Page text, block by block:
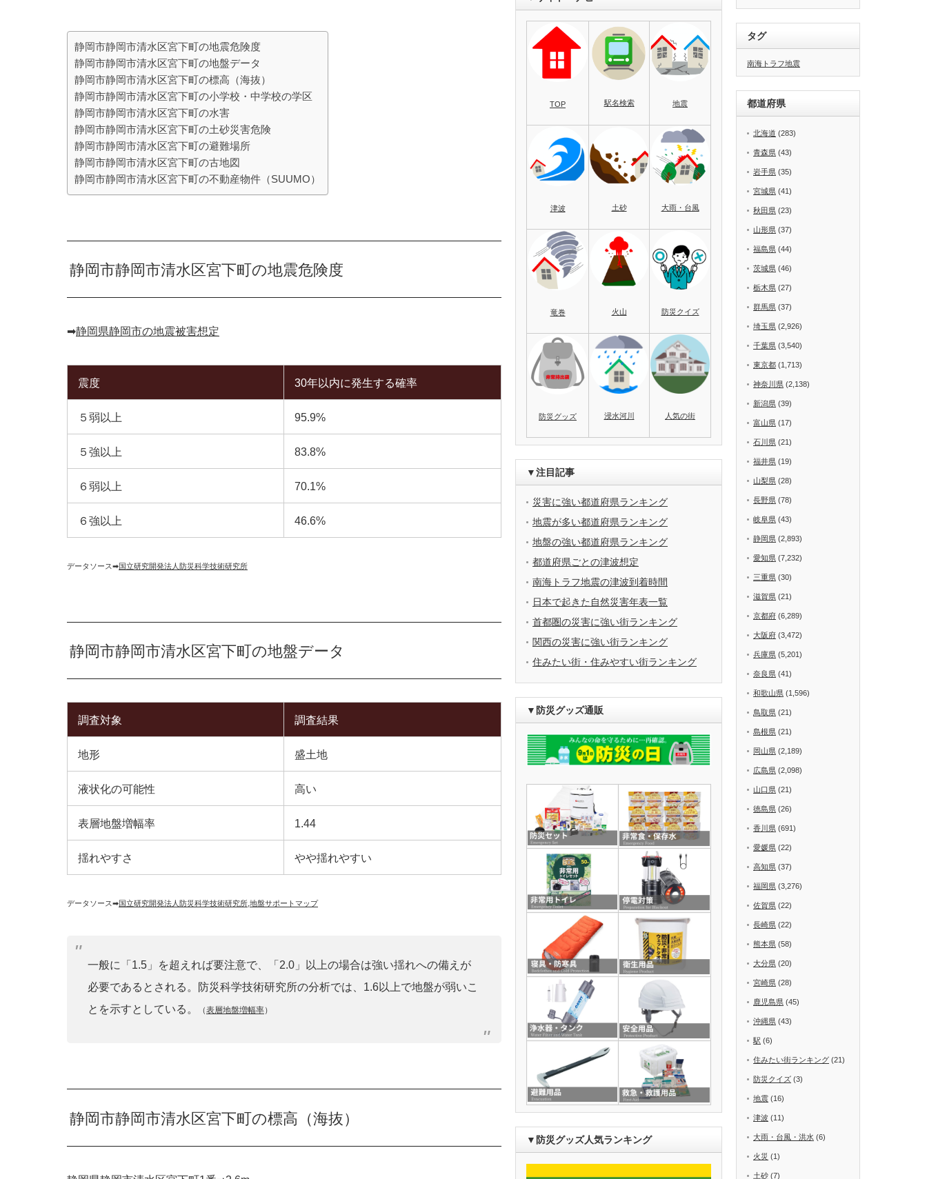
静岡市静岡市清水区宮下町の地震危険度
静岡市静岡市清水区宮下町の地盤データ
静岡市静岡市清水区宮下町の標高（海抜）
静岡市静岡市清水区宮下町の小学校・中学校の学区
静岡市静岡市清水区宮下町の水害
静岡市静岡市清水区宮下町の土砂災害危険
静岡市静岡市清水区宮下町の避難場所
静岡市静岡市清水区宮下町の古地図
静岡市静岡市清水区宮下町の不動産物件（SUUMO）
静岡市静岡市清水区宮下町の地震危険度
➡︎静岡県静岡市の地震被害想定
震度 30年以内に発生する確率
５弱以上 95.9%
５強以上 83.8%
６弱以上 70.1%
６強以上 46.6%
データソース➡︎国立研究開発法人防災科学技術研究所
静岡市静岡市清水区宮下町の地盤データ
調査対象 調査結果
地形 盛土地
液状化の可能性 高い
表層地盤増幅率 1.44
揺れやすさ やや揺れやすい
データソース➡︎国立研究開発法人防災科学技術研究所 地盤サポートマップ
一般に「1.5」を超えれば要注意で、「2.0」以上の場合は強い揺れへの備えが
必要であるとされる。防災科学技術研究所の分析では、1.6以上で地盤が弱いこ
とを示すとしている。
（表層地盤増幅率）
静岡市静岡市清水区宮下町の標高（海抜）
TOP 駅名検索 地震
津波 土砂 大雨・台風
竜巻 火山 防災クイズ
防災グッズ 浸水河川 人気の街
▼注目記事
災害に強い都道府県ランキング
地震が多い都道府県ランキング
地盤の強い都道府県ランキング
都道府県ごとの津波想定
南海トラフ地震の津波到着時間
日本で起きた自然災害年表一覧
首都圏の災害に強い街ランキング
関西の災害に強い街ランキング
住みたい街・住みやすい街ランキング
▼防災グッズ通販
▼防災グッズ人気ランキング
タグ
南海トラフ地震
都道府県
北海道 (283)
青森県 (43)
岩手県 (35)
宮城県 (41)
秋田県 (23)
山形県 (37)
福島県 (44)
茨城県 (46)
栃木県 (27)
群馬県 (37)
埼玉県 (2,926)
千葉県 (3,540)
東京都 (1,713)
神奈川県 (2,138)
新潟県 (39)
富山県 (17)
石川県 (21)
福井県 (19)
山梨県 (28)
長野県 (78)
岐阜県 (43)
静岡県 (2,893)
愛知県 (7,232)
三重県 (30)
滋賀県 (21)
京都府 (6,289)
大阪府 (3,472)
兵庫県 (5,201)
奈良県 (41)
和歌山県 (1,596)
鳥取県 (21)
島根県 (21)
岡山県 (2,189)
広島県 (2,098)
山口県 (21)
徳島県 (26)
香川県 (691)
愛媛県 (22)
高知県 (37)
福岡県 (3,276)
佐賀県 (22)
長崎県 (22)
熊本県 (58)
大分県 (20)
宮崎県 (28)
鹿児島県 (45)
沖縄県 (43)
駅 (6)
住みたい街ランキング (21)
防災クイズ (3)
地震 (16)
津波 (11)
大雨・台風・洪水 (6)
火災 (1)
土砂 (7)